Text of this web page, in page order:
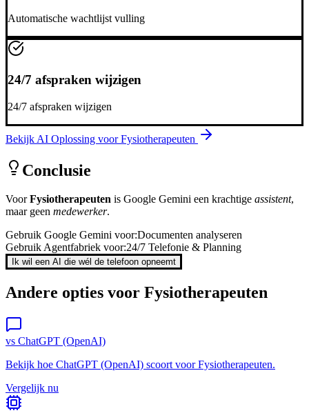
Automatische wachtlijst vulling
24/7 afspraken wijzigen
24/7 afspraken wijzigen
Bekijk AI Oplossing voorFysiotherapeuten
Conclusie
VoorFysiotherapeuten is Google Gemini een krachtige assistent,
maar geen medewerker.
Gebruik Google Gemini voor:Documenten analyseren
Gebruik Agentfabriek voor:24/7 Telefonie & Planning
Ik wil een AI die wél de telefoon opneemt
Andere opties voor Fysiotherapeuten
vs ChatGPT (OpenAI)
Bekijk hoe ChatGPT (OpenAI) scoort voorFysiotherapeuten.
Vergelijk nu